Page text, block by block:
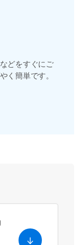
どをすぐにご
く簡単です。